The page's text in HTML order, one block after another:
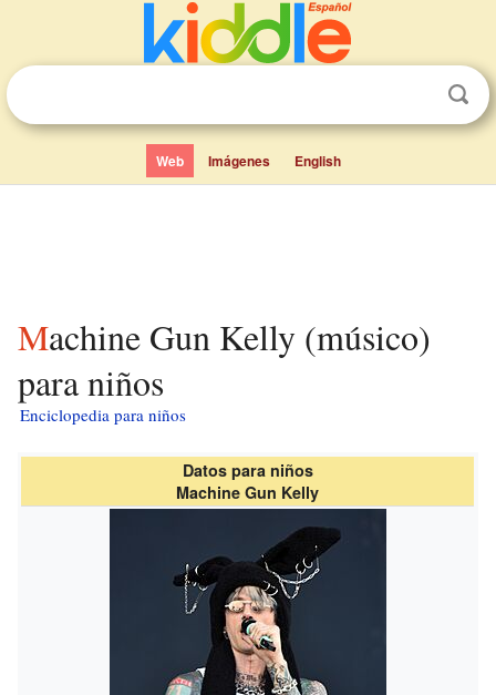
Web Imágenes English
Machine Gun Kelly (músico)
para niños
Enciclopedia para niños
Datos para niños
Machine Gun Kelly